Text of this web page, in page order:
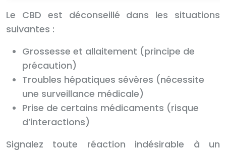
Le CBD est déconseillé dans les situations
suivantes :
Grossesse et allaitement (principe de
précaution)
Troubles hépatiques sévères (nécessite
une surveillance médicale)
Prise de certains médicaments (risque
d’interactions)
Signalez toute réaction indésirable à un